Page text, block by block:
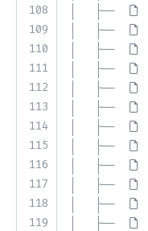
108
109
110
111
112
113
114
115
116
117
118
119
│   ├──
│   ├──
│   ├──
│   ├──
│   ├──
│   ├──
│   ├──
│   ├──
│   ├──
│   ├──
│   ├──
│   ├──